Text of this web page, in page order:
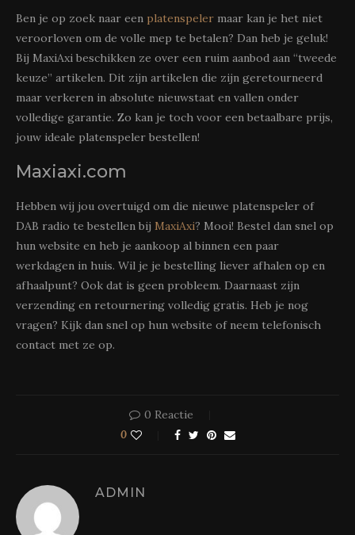
Ben je op zoek naar een platenspeler maar kan je het niet
veroorloven om de volle mep te betalen? Dan heb je geluk!
Bij MaxiAxi beschikken ze over een ruim aanbod aan “tweede
keuze” artikelen. Dit zijn artikelen die zijn geretourneerd
maar verkeren in absolute nieuwstaat en vallen onder
volledige garantie. Zo kan je toch voor een betaalbare prijs,
jouw ideale platenspeler bestellen!
Maxiaxi.com
Hebben wij jou overtuigd om die nieuwe platenspeler of
DAB radio te bestellen bij MaxiAxi? Mooi! Bestel dan snel op
hun website en heb je aankoop al binnen een paar
werkdagen in huis. Wil je je bestelling liever afhalen op en
afhaalpunt? Ook dat is geen probleem. Daarnaast zijn
verzending en retournering volledig gratis. Heb je nog
vragen? Kijk dan snel op hun website of neem telefonisch
contact met ze op.
0 Reactie
0
ADMIN